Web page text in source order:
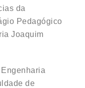
da
Pedagógico
Joaquim
de